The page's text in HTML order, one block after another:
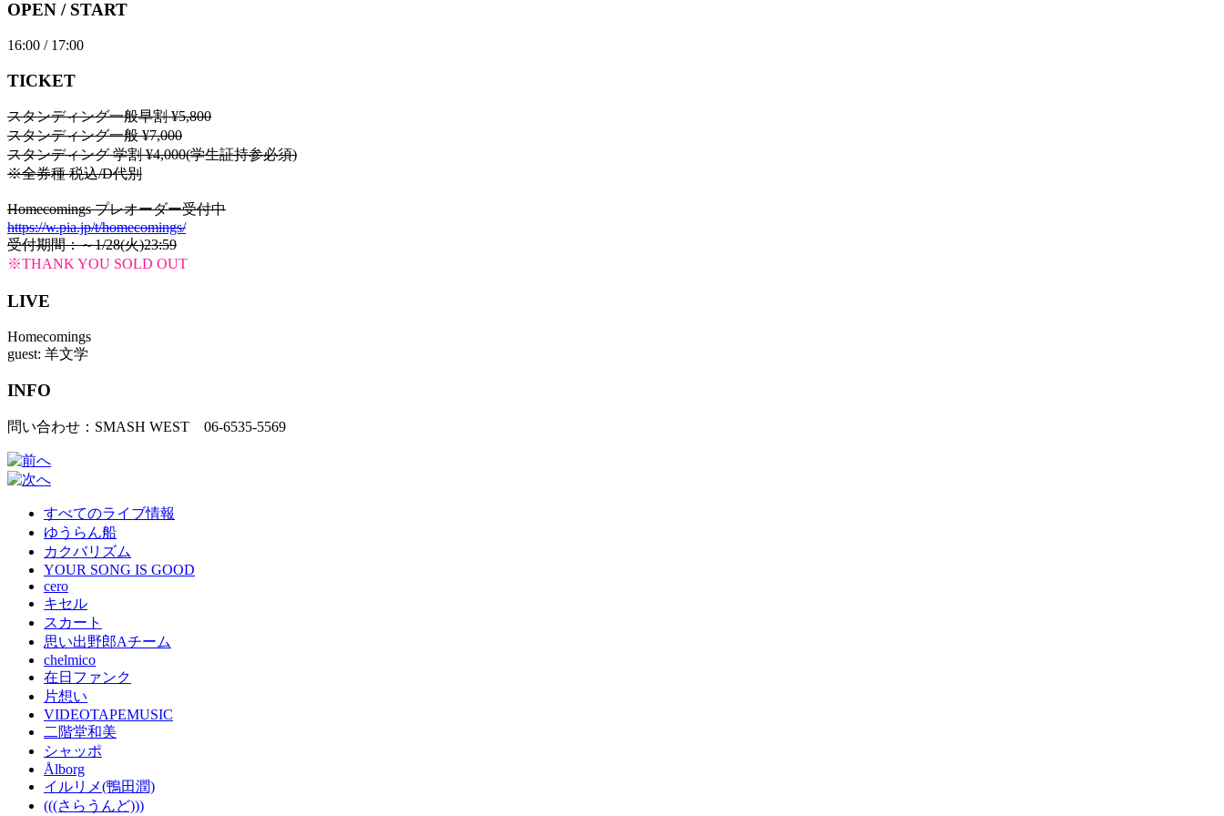
OPEN / START
16:00 / 17:00
TICKET
スタンディング一般早割 ¥5,800
スタンディング一般 ¥7,000
スタンディング 学割 ¥4,000(学生証持参必須)
※全券種 税込/D代別
Homecomings プレオーダー受付中
https://w.pia.jp/t/homecomings/
受付期間：～1/28(火)23:59
※THANK YOU SOLD OUT
LIVE
Homecomings
guest: 羊文学
INFO
問い合わせ：SMASH WEST 06-6535-5569
すべてのライブ情報
ゆうらん船
カクバリズム
YOUR SONG IS GOOD
cero
キセル
スカート
思い出野郎Aチーム
chelmico
在日ファンク
片想い
VIDEOTAPEMUSIC
二階堂和美
シャッポ
Ålborg
イルリメ(鴨田潤)
(((さらうんど)))